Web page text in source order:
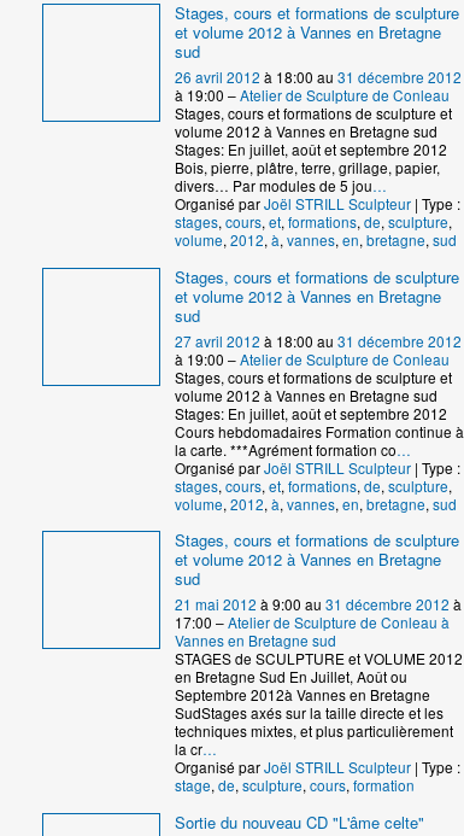
Stages, cours et formations de sculpture
et volume 2012 à Vannes en Bretagne
sud
26 avril 2012 à 18:00 au 31 décembre 2012
à 19:00 –Atelier de Sculpture de Conleau
Stages, cours et formations de sculpture et
volume 2012 à Vannes en Bretagne sud
Stages: En juillet, août et septembre 2012
Bois, pierre, plâtre, terre, grillage, papier,
divers… Par modules de 5 jou…
Organisé parJoël STRILL Sculpteur | Type :
stages, cours, et, formations, de, sculpture,
volume, 2012, à, vannes, en, bretagne, sud
Stages, cours et formations de sculpture
et volume 2012 à Vannes en Bretagne
sud
27 avril 2012 à 18:00 au 31 décembre 2012
à 19:00 –Atelier de Sculpture de Conleau
Stages, cours et formations de sculpture et
volume 2012 à Vannes en Bretagne sud
Stages: En juillet, août et septembre 2012
Cours hebdomadaires Formation continue à
la carte. ***Agrément formation co…
Organisé parJoël STRILL Sculpteur | Type :
stages, cours, et, formations, de, sculpture,
volume, 2012, à, vannes, en, bretagne, sud
Stages, cours et formations de sculpture
et volume 2012 à Vannes en Bretagne
sud
21 mai 2012 à 9:00 au 31 décembre 2012 à
17:00 –Atelier de Sculpture de Conleau à
Vannes en Bretagne sud
STAGES de SCULPTURE et VOLUME 2012
en Bretagne Sud En Juillet, Août ou
Septembre 2012à Vannes en Bretagne
SudStages axés sur la taille directe et les
techniques mixtes, et plus particulièrement
la cr…
Organisé parJoël STRILL Sculpteur | Type :
stage,de,sculpture,cours,formation
Sortie du nouveau CD "L'âme celte"